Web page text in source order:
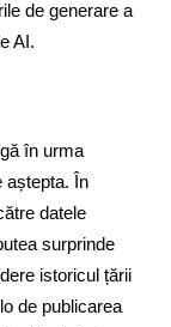
de generare a
AI.
în urma
aștepta. În
datele
surprinde
istoricul țării
de publicarea